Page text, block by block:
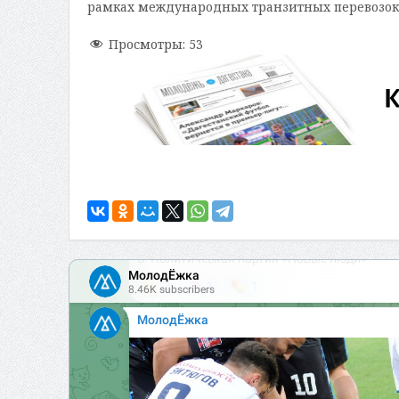
рамках международных транзитных
Просмотры: 53